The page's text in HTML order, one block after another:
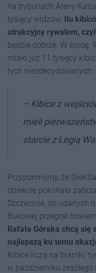
na trybunach Areny
tysięcy widzów. Ilu
atrakcyjny rywalem,
będzie dobrze. W środę,
miało już 11 tysięcy
tych niezdecydowanych:
– Kibice z
mieli
starcie z Legią
Przypomnijmy, że
obiekcie pokonała
Szczecinie, do udanych
Bukowej przegrał
Rafała Góraka chcą
najlepszą ku temu
Kibice liczą na bramki,
w październiku zeszłego